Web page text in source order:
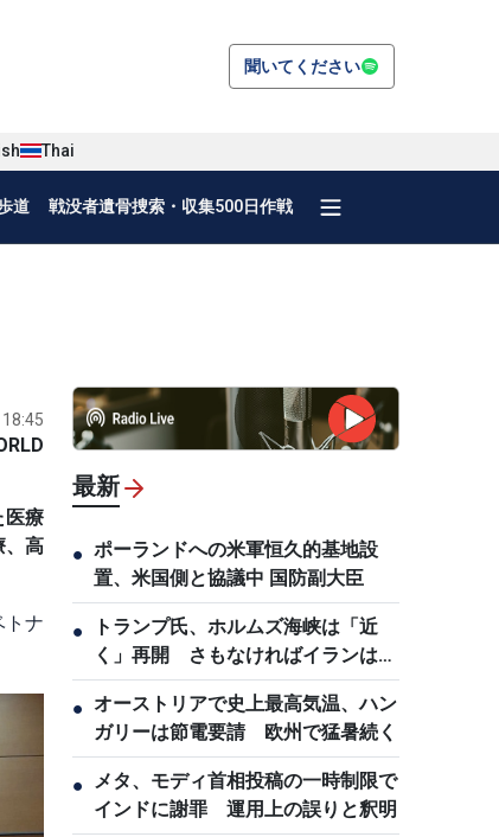
聞いてください
Thai
道 戦没者遺骨捜索・収集500日作戦
医療
、高
トナ
最新
● ポーランドへの米軍恒久的基地設
置、米国側と協議中 国防副大臣
●
トランプ氏、ホルムズ海峡は「近
く」再開 さもなければイランは厳
しい結果に直面
● オーストリアで史上最高気温、ハン
ガリーは節電要請 欧州で猛暑続く
● メタ、モディ首相投稿の一時制限で
インドに謝罪 運用上の誤りと釈明